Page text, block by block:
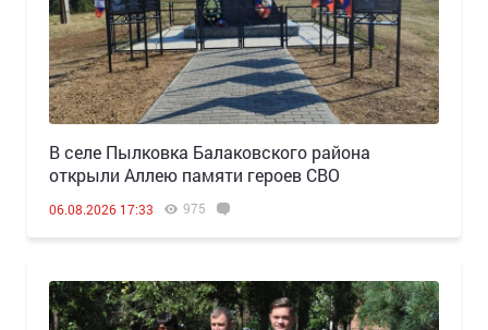
В селе Пылковка Балаковского района
открыли Аллею памяти героев СВО
06.08.2026 17:33 975